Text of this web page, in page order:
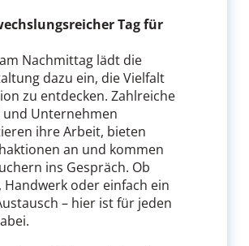
Tag für
Nachmittag lädt die
dazu ein, die Vielfalt
zu entdecken. Zahlreiche
und Unternehmen
ihre Arbeit, bieten
an und kommen
ins Gespräch. Ob
Handwerk oder einfach ein
– hier ist für jeden